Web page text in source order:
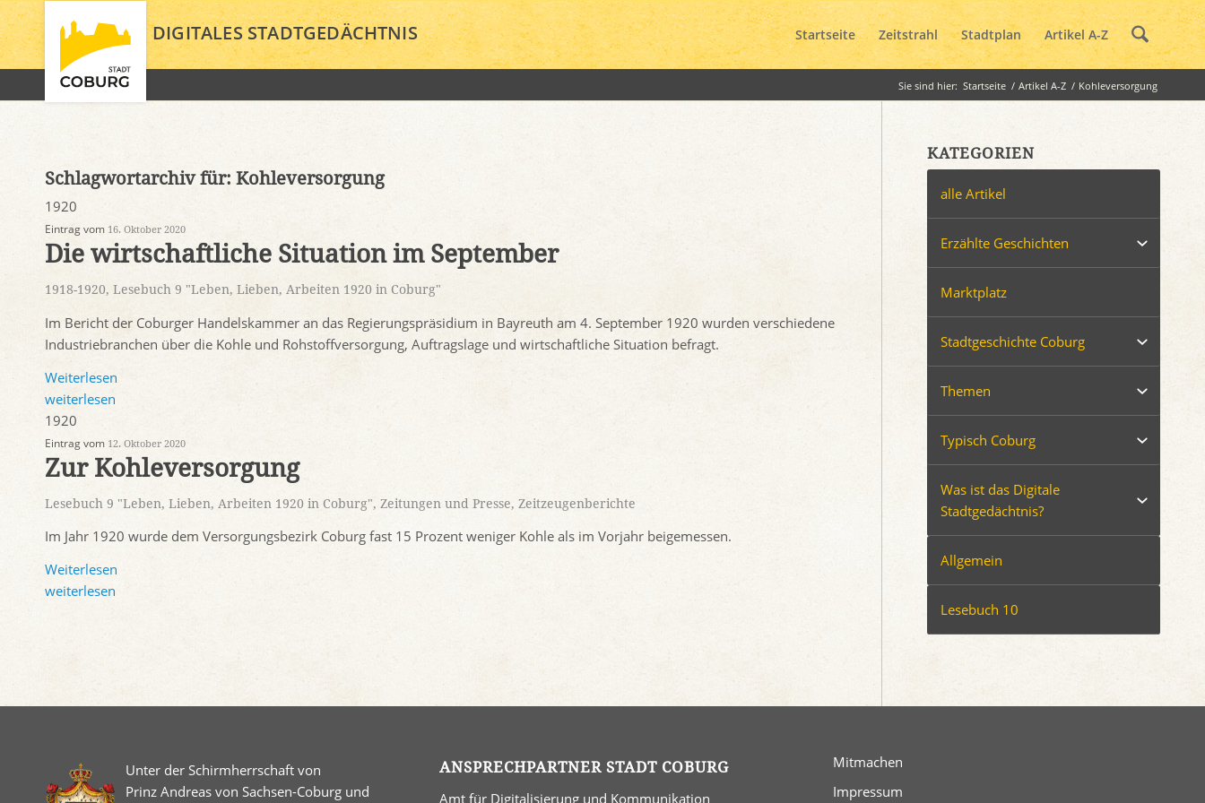
DIGITALES STADTGEDÄCHTNIS Startseite Zeitstrahl Stadtplan Artikel A-Z
Sie sind hier: Startseite / Artikel A-Z / Kohleversorgung
Schlagwortarchiv für: Kohleversorgung
1920
Eintrag vom 16. Oktober 2020
Die wirtschaftliche Situation im September
1918-1920, Lesebuch 9 "Leben, Lieben, Arbeiten 1920 in Coburg"
Im Bericht der Coburger Handelskammer an das Regierungspräsidium in Bayreuth am 4. September 1920 wurden verschiedene
Industriebranchen über die Kohle und Rohstoffversorgung, Auftragslage und wirtschaftliche Situation befragt.
Weiterlesen
weiterlesen
1920
Eintrag vom 12. Oktober 2020
Zur Kohleversorgung
Lesebuch 9 "Leben, Lieben, Arbeiten 1920 in Coburg", Zeitungen und Presse, Zeitzeugenberichte
Im Jahr 1920 wurde dem Versorgungsbezirk Coburg fast 15 Prozent weniger Kohle als im Vorjahr beigemessen.
Weiterlesen
weiterlesen
KATEGORIEN
alle Artikel
Erzählte Geschichten
Marktplatz
Stadtgeschichte Coburg
Themen
Typisch Coburg
Was ist das Digitale
Stadtgedächtnis?
Allgemein
Lesebuch 10
Unter der Schirmherrschaft von
Prinz Andreas von Sachsen-Coburg und
ANSPRECHPARTNER STADT COBURG
Amt für Digitalisierung und Kommunikation
Mitmachen
Impressum